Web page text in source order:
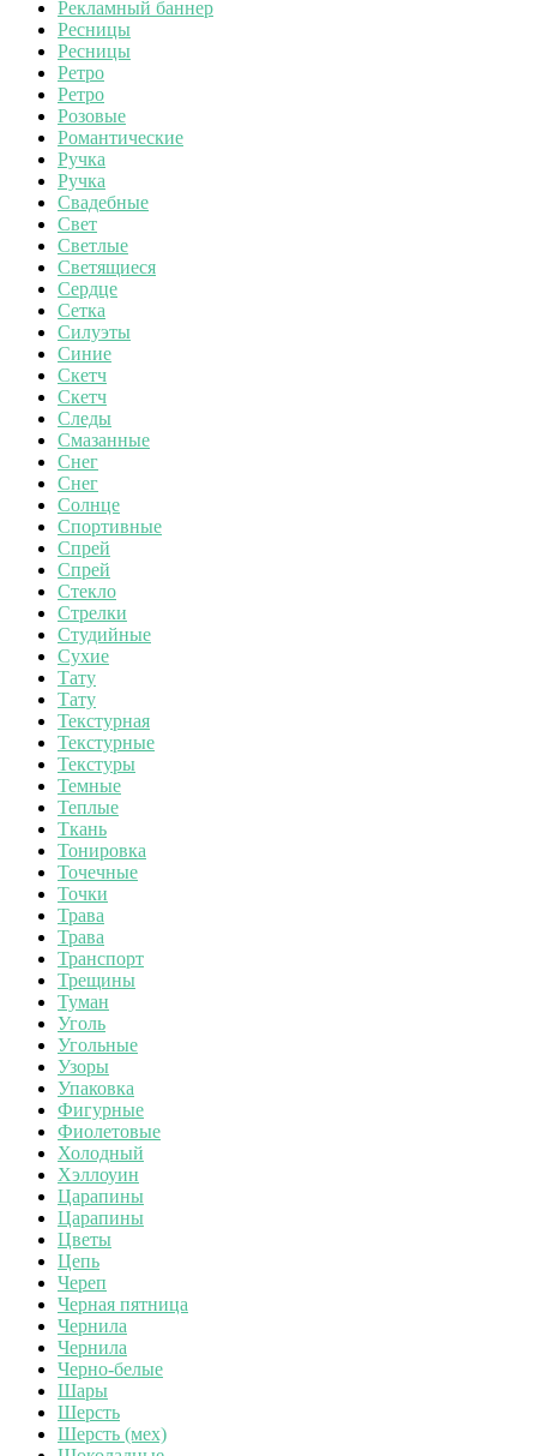
Рекламный баннер
Ресницы
Ресницы
Ретро
Ретро
Розовые
Романтические
Ручка
Ручка
Свадебные
Свет
Светлые
Светящиеся
Сердце
Сетка
Силуэты
Синие
Скетч
Скетч
Следы
Смазанные
Снег
Снег
Солнце
Спортивные
Спрей
Спрей
Стекло
Стрелки
Студийные
Сухие
Тату
Тату
Текстурная
Текстурные
Текстуры
Темные
Теплые
Ткань
Тонировка
Точечные
Точки
Трава
Трава
Транспорт
Трещины
Туман
Уголь
Угольные
Узоры
Упаковка
Фигурные
Фиолетовые
Холодный
Хэллоуин
Царапины
Царапины
Цветы
Цепь
Череп
Черная пятница
Чернила
Чернила
Черно-белые
Шары
Шерсть
Шерсть (мех)